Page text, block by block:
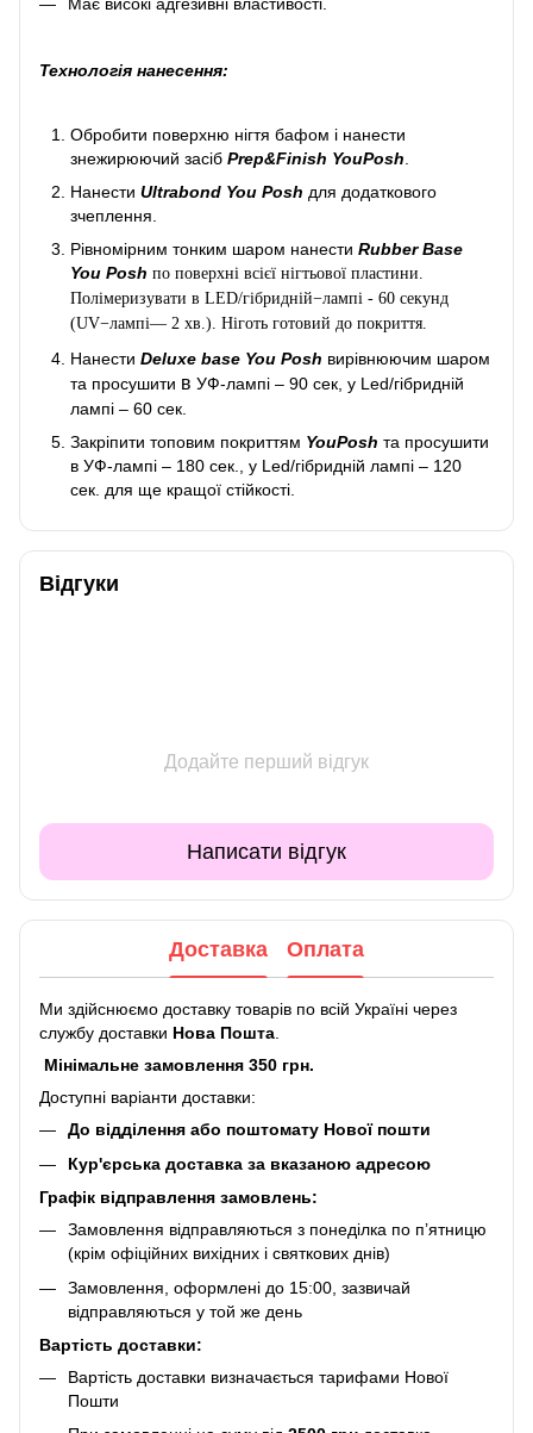
Технологія нанесення:
Обробити поверхню нігтя бафом і нанести
знежирюючий засіб Prep&Finish YouPosh
Нанести Ultrabond You Posh для додаткового
зчеплення.
Рівномірним тонким шаром нанести Rubber Base
You Posh по поверхні всієї нігтьової пластини.
Полімеризувати в LED/гібридній−лампі - 60 секунд
(UV−лампі— 2 хв.). Ніготь готовий до покриття.
Нанести Deluxe base You Posh вирівнюючим шаром
та просушити в УФ-лампі – 90 сек, у Led/гібридній
лампі – 60 сек.
Закріпити топовим покриттям YouPosh та просушити
в УФ-лампі – 180 сек., у Led/гібридній лампі – 120
сек. для ще кращої стійкості.
Відгуки
Додайте перший відгук
Написати відгук
Доставка Оплата
Ми здійснюємо доставку товарів по всій Україні через
службу доставки Нова Пошта.
Мінімальне замовлення 350 грн.
Доступні варіанти доставки:
До відділення або поштомату Нової пошти
Кур'єрська доставка за вказаною адресою
Графік відправлення замовлень:
Замовлення відправляються з понеділка по п’ятницю
(крім офіційних вихідних і святкових днів)
Замовлення, оформлені до 15:00, зазвичай
відправляються у той же день
Вартість доставки:
Вартість доставки визначається тарифами Нової
Пошти